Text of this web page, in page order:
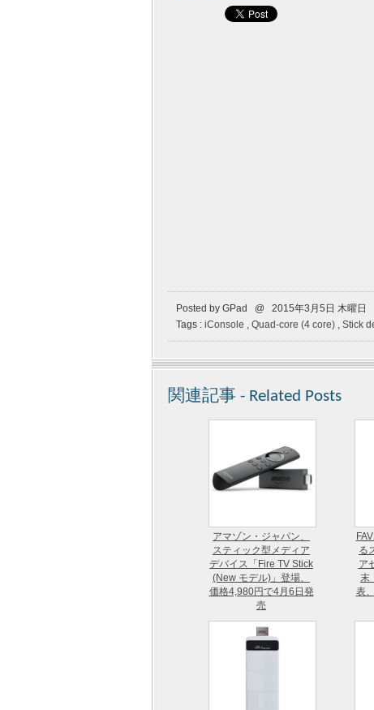
Posted by GPad @ 2015年3月5日 木曜日
Tags : iConsole , Quad-core (4 core) , Stick
関連記事 - Related Posts
アマゾン・ジャパン、
スティック型メディア
デバイス「Fire TV Stick
(New モデル)」登場、
価格4,980円で4月6日発
売
る
ア
末
表